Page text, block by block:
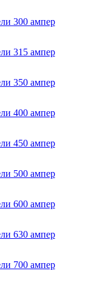
300 ампер
315 ампер
350 ампер
400 ампер
450 ампер
500 ампер
600 ампер
630 ампер
700 ампер